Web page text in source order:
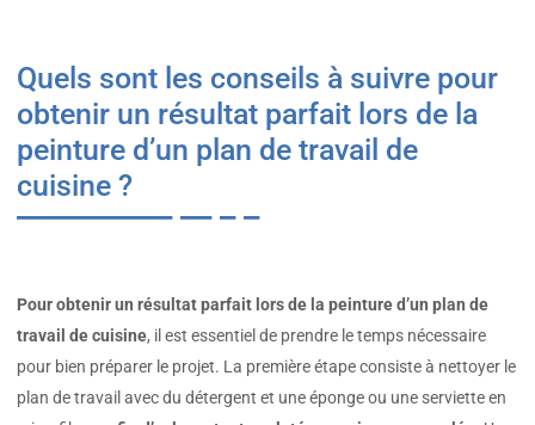
Quels sont les conseils à suivre pour
obtenir un résultat parfait lors de la
peinture d’un plan de travail de
cuisine ?
Pour obtenir un résultat parfait lors de la peinture d’un plan de
travail de cuisine, il est essentiel de prendre le temps nécessaire
pour bien préparer le projet. La première étape consiste à nettoyer le
plan de travail avec du détergent et une éponge ou une serviette en